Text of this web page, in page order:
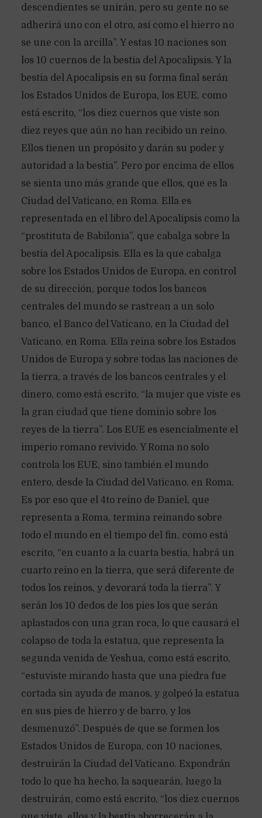
descendientes se unirán, pero su gente no se
adherirá uno con el otro, así como el hierro no
se une con la arcilla”. Y estas 10 naciones son
los 10 cuernos de la bestia del Apocalipsis. Y la
bestia del Apocalipsis en su forma final serán
los Estados Unidos de Europa, los EUE, como
está escrito, “los diez cuernos que viste son
diez reyes que aún no han recibido un reino.
Ellos tienen un propósito y darán su poder y
autoridad a la bestia”. Pero por encima de ellos
se sienta uno más grande que ellos, que es la
Ciudad del Vaticano, en Roma. Ella es
representada en el libro del Apocalipsis como la
“prostituta de Babilonia”, que cabalga sobre la
bestia del Apocalipsis. Ella es la que cabalga
sobre los Estados Unidos de Europa, en control
de su dirección, porque todos los bancos
centrales del mundo se rastrean a un solo
banco, el Banco del Vaticano, en la Ciudad del
Vaticano, en Roma. Ella reina sobre los Estados
Unidos de Europa y sobre todas las naciones de
la tierra, a través de los bancos centrales y el
dinero, como está escrito, “la mujer que viste es
la gran ciudad que tiene dominio sobre los
reyes de la tierra”. Los EUE es esencialmente el
imperio romano revivido. Y Roma no solo
controla los EUE, sino también el mundo
entero, desde la Ciudad del Vaticano, en Roma.
Es por eso que el 4to reino de Daniel, que
representa a Roma, termina reinando sobre
todo el mundo en el tiempo del fin, como está
escrito, “en cuanto a la cuarta bestia, habrá un
cuarto reino en la tierra, que será diferente de
todos los reinos, y devorará toda la tierra”. Y
serán los 10 dedos de los pies los que serán
aplastados con una gran roca, lo que causará el
colapso de toda la estatua, que representa la
segunda venida de Yeshua, como está escrito,
“estuviste mirando hasta que una piedra fue
cortada sin ayuda de manos, y golpeó la estatua
en sus pies de hierro y de barro, y los
desmenuzó”. Después de que se formen los
Estados Unidos de Europa, con 10 naciones,
destruirán la Ciudad del Vaticano. Expondrán
todo lo que ha hecho, la saquearán, luego la
destruirán, como está escrito, “los diez cuernos